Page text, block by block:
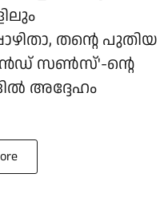
തന്റെ പുതിയ
സൺസ്'-ന്റെ
അദ്ദേഹം